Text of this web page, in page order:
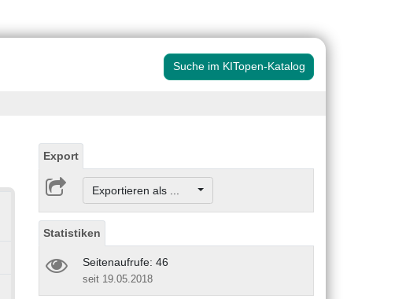
Suche im KITopen-Katalog
Export
Exportieren als ...
Statistiken
Seitenaufrufe: 46
seit 19.05.2018